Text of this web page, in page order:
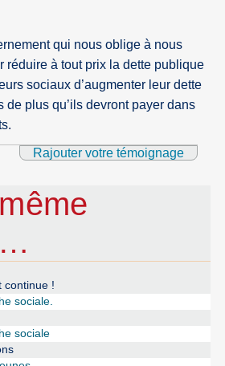
qui nous oblige à nous
réduire à tout prix la dette publique
sociaux d’augmenter leur dette
de plus qu’ils devront payer dans
Rajouter votre témoignage
continue !
sociale.
sociale